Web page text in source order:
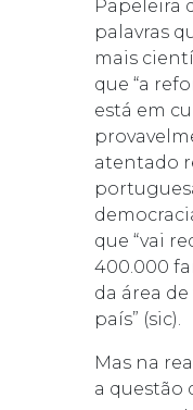
Papeleira
palavras
mais
que “a
está em
atentado
que “vai
400.000
da área
país” (sic).
Mas na
a questão